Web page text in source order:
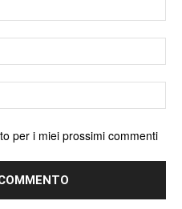
per i miei prossimi commenti